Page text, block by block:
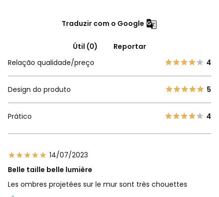
Traduzir com o Google
Útil (0)
Reportar
Relação qualidade/preço
4
Design do produto 5
Prático 4
14/07/2023
Belle taille belle lumière
Les ombres projetées sur le mur sont très chouettes